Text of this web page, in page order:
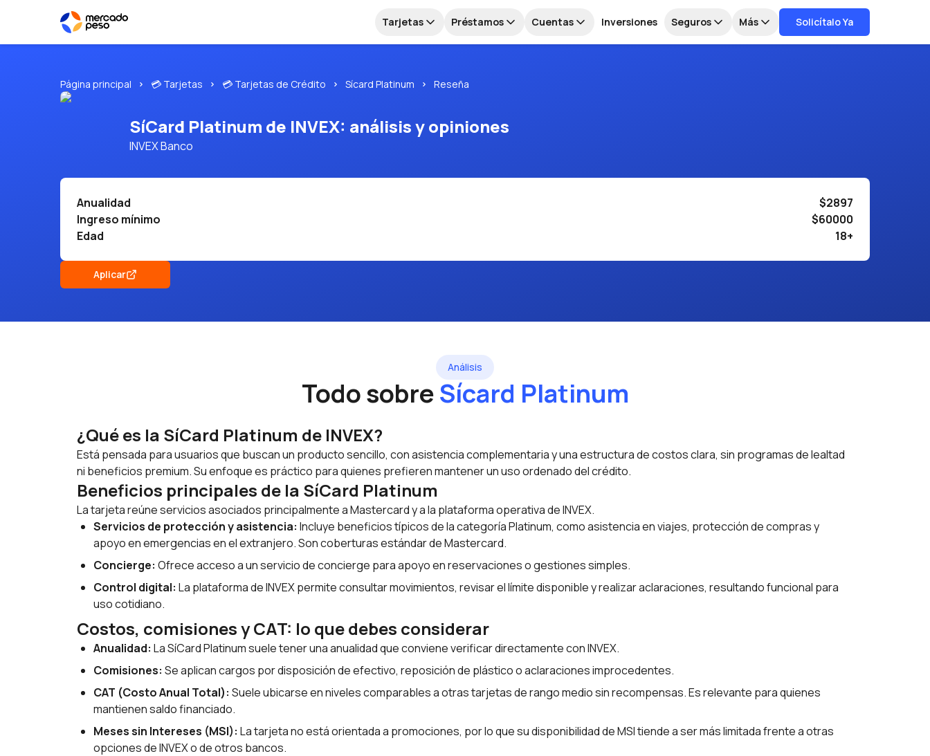
Tarjetas Préstamos Cuentas Inversiones Seguros Más Solicítalo Ya
Página principal 💳 Tarjetas 💳 Tarjetas de Crédito Sícard Platinum Reseña
SíCard Platinum de INVEX: análisis y opiniones
INVEX Banco
Anualidad
$2897
Ingreso mínimo
$60000
Edad
18+
Aplicar
Análisis
Todo sobreSícard Platinum
¿Qué es la SíCard Platinum de INVEX?
Está pensada para usuarios que buscan un producto sencillo, con asistencia complementaria y una estructura de costos clara, sin programas de lealtad
ni beneficios premium. Su enfoque es práctico para quienes prefieren mantener un uso ordenado del crédito.
Beneficios principales de la SíCard Platinum
La tarjeta reúne servicios asociados principalmente a Mastercard y a la plataforma operativa de INVEX.
Servicios de protección y asistencia: Incluye beneficios típicos de la categoría Platinum, como asistencia en viajes, protección de compras y
apoyo en emergencias en el extranjero. Son coberturas estándar de Mastercard.
Concierge: Ofrece acceso a un servicio deconcierge para apoyo en reservaciones o gestiones simples.
Control digital: La plataforma de INVEX permite consultar movimientos, revisar el límite disponible y realizar aclaraciones, resultando funcional para
uso cotidiano.
Costos, comisiones y CAT: lo que debes considerar
Anualidad: La SíCard Platinum suele tener una anualidad que conviene verificar directamente con INVEX.
Comisiones: Se aplican cargos por disposición de efectivo, reposición de plástico o aclaraciones improcedentes.
CAT (Costo Anual Total): Suele ubicarse en niveles comparables a otras tarjetas de rango medio sin recompensas. Es relevante para quienes
mantienen saldo financiado.
Meses sin Intereses (MSI): La tarjeta no está orientada a promociones, por lo que su disponibilidad de MSI tiende a ser más limitada frente a otras
opciones de INVEX o de otros bancos.